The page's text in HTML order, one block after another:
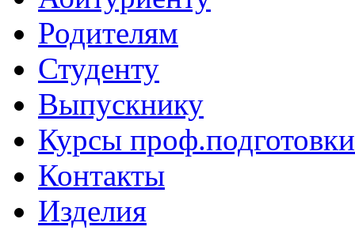
Родителям
Студенту
Выпускнику
Курсы проф.подготовки
Контакты
Изделия